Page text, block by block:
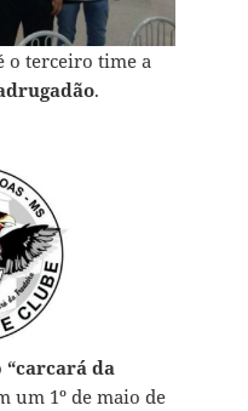
o terceiro time a
.
“carcará da
um 1º de maio de